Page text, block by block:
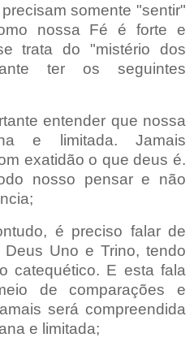
somente "sentir"
nossa Fé é forte e
trata do "mistério dos
ter os seguintes
entender que nossa
e limitada. Jamais
exatidão o que deus é.
nosso pensar e não
é preciso falar de
Uno e Trino, tendo
catequético. E esta fala
de comparações e
será compreendida
e limitada;